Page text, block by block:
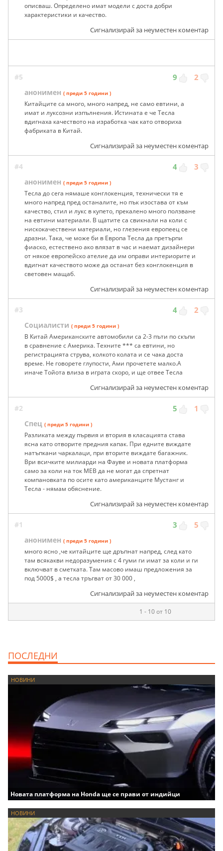
описваш. Определено имат модели с доста добри
характеристики и качество.
Сигнализирай за неуместен коментар
#5 9 2
анонимен ( преди 5 години )
Китайците са много, много напред, не само евтини, а
имат и луксозни изпълнения. Истината е че Тесла
вдигнаха качеството на изработка чак като отвориха
фабриката в Китай.
Сигнализирай за неуместен коментар
#4 4 3
анонимен ( преди 5 години )
Тесла до сега нямаше конглокенция, технически тя е
много напред пред останалите, но пък изостава от към
качество, стил и лукс в купето, прекалено много ползване
на евтини материали. В щатите са свикнали на коли с
нискокачествени материали, но глезения европеец се
дразни. Така, че може би в Европа Тесла да претърпи
фиаско, естествено ако влязат в час и наемат дизайнери
от някое европейско ателие да им оправи интериорите и
вдигнат качеството може да останат без конглокенция в
световен мащаб.
Сигнализирай за неуместен коментар
#3 4 2
Социалисти ( преди 5 години )
В Китай Американските автомобили са 2-3 пъти по скъпи
в сравнение с Америка. Техните *** са евтини, но
регистрацията струва, колкото колата и се чака доста
време. Не говорете глупости, Ами прочетете малко.А
иначе Тойота влиза в играта скоро, и ще отвее Тесла
Сигнализирай за неуместен коментар
#2 5 1
Спец ( преди 5 години )
Разликата между първия и втория в класацията става
ясна като отворите предния капак. При едните виждате
натъпкани чаркалаци, при вторите виждате багажник.
Ври всичките милиарди на Фауве и новата платформа
само за коли на ток MEB да не могат да спретнат
компановката по осите като американците Мустанг и
Тесла - нямам обяснение.
Сигнализирай за неуместен коментар
#1 3 5
анонимен ( преди 5 години )
много ясно ,че китайците ще дръпнат напред, след като
там всякакви недоразумения с 4 гуми ги имат за коли и ги
включват в сметката. Там масово имаш предложения за
под 5000$ , а тесла тръгват от 30 000 ,
Сигнализирай за неуместен коментар
1 - 10 от 10
ПОСЛЕДНИ
НОВИНИ
Новата платформа на Honda ще се прави от индийци
НОВИНИ